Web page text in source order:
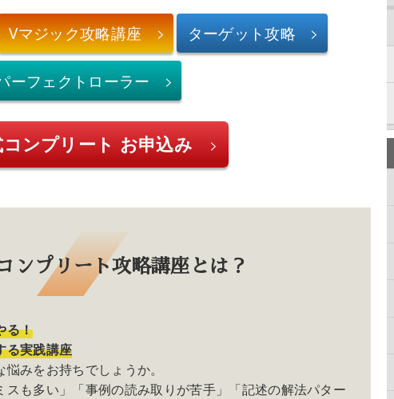
Vマジック攻略講座 ターゲット攻略
ーフェクトローラー
ンプリート お申込み
ンプリート攻略講座 とは？
る！
る実践講座
みをお持ちでしょうか。
も多い」「事例の読み取りが苦手」「記述の解法パター